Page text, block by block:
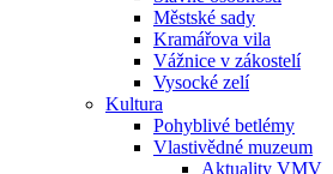
Městské sady
Kramářova vila
Vážnice v zákostelí
Vysocké zelí
Kultura
Pohyblivé betlémy
Vlastivědné muzeum
Aktuality VMV